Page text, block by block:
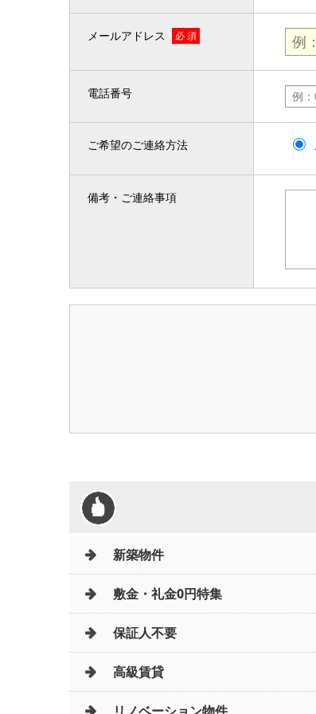
メールアドレス 必 須
電話番号
ご希望のご連絡方法
備考・ご連絡事項
新築物件
敷金・礼金0円特集
保証人不要
高級賃貸